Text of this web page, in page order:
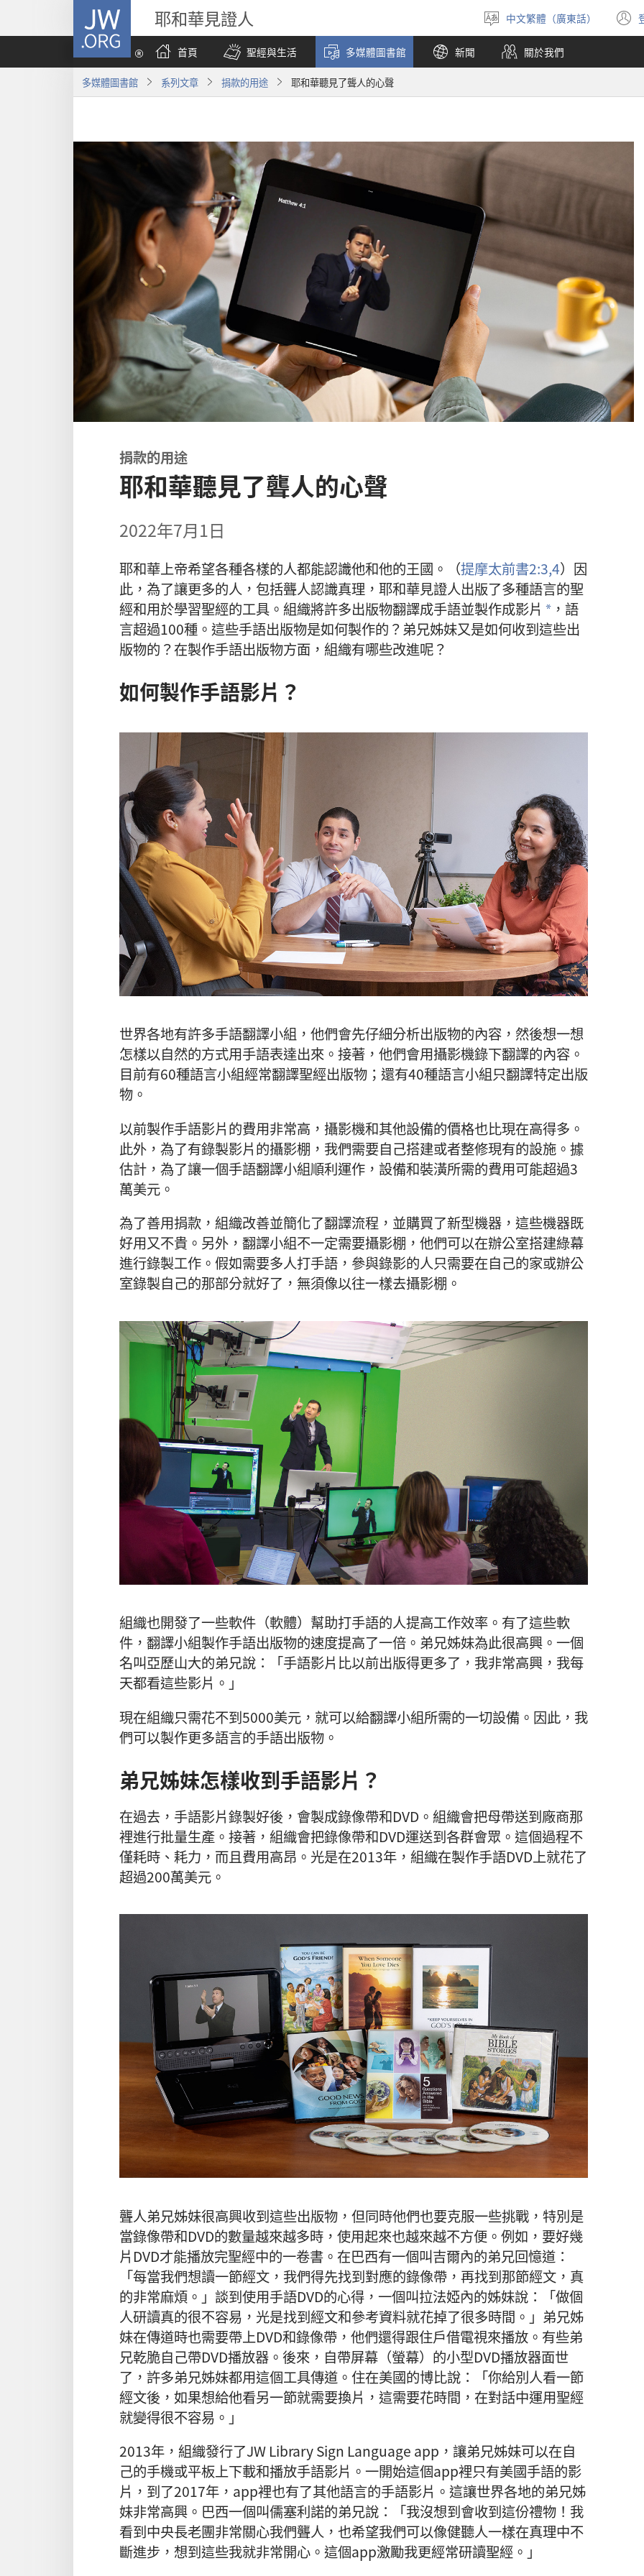
JW.ORG 耶和華見證人
選
擇
語
言
中文繁體（廣東話）
首頁
聖經與生活 多媒體圖書館 新聞 關於我們
多媒體圖書館 系列文章 捐款的用途 耶和華聽見了聾人的心聲
捐款的用途
耶和華聽見了聾人的心聲
2022年7月1日
耶和華上帝希望各種各樣的人都能認識他和他的王國。（提摩太前書2:3,4）因
此，為了讓更多的人，包括聾人認識真理，耶和華見證人出版了多種語言的聖
經和用於學習聖經的工具。組織將許多出版物翻譯成手語並製作成影片 a ，語
言超過100種。這些手語出版物是如何製作的？弟兄姊妹又是如何收到這些出
版物的？在製作手語出版物方面，組織有哪些改進呢？
如何製作手語影片？
世界各地有許多手語翻譯小組，他們會先仔細分析出版物的內容，然後想一想
怎樣以自然的方式用手語表達出來。接著，他們會用攝影機錄下翻譯的內容。
目前有60種語言小組經常翻譯聖經出版物；還有40種語言小組只翻譯特定出版
物。
以前製作手語影片的費用非常高，攝影機和其他設備的價格也比現在高得多。
此外，為了有錄製影片的攝影棚，我們需要自己搭建或者整修現有的設施。據
估計，為了讓一個手語翻譯小組順利運作，設備和裝潢所需的費用可能超過3
萬美元。
為了善用捐款，組織改善並簡化了翻譯流程，並購買了新型機器，這些機器既
好用又不貴。另外，翻譯小組不一定需要攝影棚，他們可以在辦公室搭建綠幕
進行錄製工作。假如需要多人打手語，參與錄影的人只需要在自己的家或辦公
室錄製自己的那部分就好了，無須像以往一樣去攝影棚。
組織也開發了一些軟件（軟體）幫助打手語的人提高工作效率。有了這些軟
件，翻譯小組製作手語出版物的速度提高了一倍。弟兄姊妹為此很高興。一個
名叫亞歷山大的弟兄說：「手語影片比以前出版得更多了，我非常高興，我每
天都看這些影片。」
現在組織只需花不到5000美元，就可以給翻譯小組所需的一切設備。因此，我
們可以製作更多語言的手語出版物。
弟兄姊妹怎樣收到手語影片？
在過去，手語影片錄製好後，會製成錄像帶和DVD。組織會把母帶送到廠商那
裡進行批量生產。接著，組織會把錄像帶和DVD運送到各群會眾。這個過程不
僅耗時、耗力，而且費用高昂。光是在2013年，組織在製作手語DVD上就花了
超過200萬美元。
聾人弟兄姊妹很高興收到這些出版物，但同時他們也要克服一些挑戰，特別是
當錄像帶和DVD的數量越來越多時，使用起來也越來越不方便。例如，要好幾
片DVD才能播放完聖經中的一卷書。在巴西有一個叫吉爾內的弟兄回憶道：
「每當我們想讀一節經文，我們得先找到對應的錄像帶，再找到那節經文，真
的非常麻煩。」談到使用手語DVD的心得，一個叫拉法婭內的姊妹說：「做個
人研讀真的很不容易，光是找到經文和參考資料就花掉了很多時間。」弟兄姊
妹在傳道時也需要帶上DVD和錄像帶，他們還得跟住戶借電視來播放。有些弟
兄乾脆自己帶DVD播放器。後來，自帶屏幕（螢幕）的小型DVD播放器面世
了，許多弟兄姊妹都用這個工具傳道。住在美國的博比說：「你給別人看一節
經文後，如果想給他看另一節就需要換片，這需要花時間，在對話中運用聖經
就變得很不容易。」
2013年，組織發行了JW Library Sign Language app，讓弟兄姊妹可以在自
己的手機或平板上下載和播放手語影片。一開始這個app裡只有美國手語的影
片，到了2017年，app裡也有了其他語言的手語影片。這讓世界各地的弟兄姊
妹非常高興。巴西一個叫儒塞利諾的弟兄說：「我沒想到會收到這份禮物！我
看到中央長老團非常關心我們聾人，也希望我們可以像健聽人一樣在真理中不
斷進步，想到這些我就非常開心。這個app激勵我更經常研讀聖經。」